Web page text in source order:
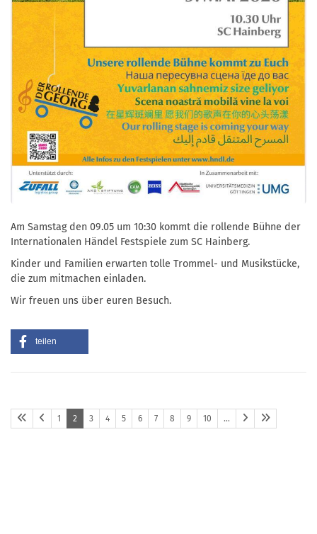
Am Samstag den 09.05 um 10:30 kommt die rollende Bühne der
Internationalen Händel Festspiele zum SC Hainberg.
Kinder und Familien erwarten tolle Trommel- und Musikstücke,
die zum mitmachen einladen.
Wir freuen uns über euren Besuch.
teilen
1 2 3 4 5 6 7 8 9 10 …